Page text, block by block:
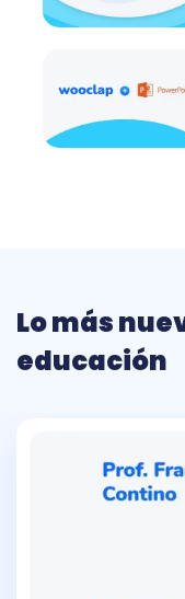
Lo más
educación